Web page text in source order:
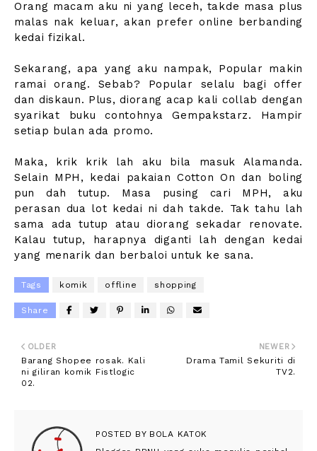
Orang macam aku ni yang leceh, takde masa plus
malas nak keluar, akan prefer online berbanding
kedai fizikal.
Sekarang, apa yang aku nampak, Popular makin
ramai orang. Sebab? Popular selalu bagi offer
dan diskaun. Plus, diorang acap kali collab dengan
syarikat buku contohnya Gempakstarz. Hampir
setiap bulan ada promo.
Maka, krik krik lah aku bila masuk Alamanda.
Selain MPH, kedai pakaian Cotton On dan boling
pun dah tutup. Masa pusing cari MPH, aku
perasan dua lot kedai ni dah takde. Tak tahu lah
sama ada tutup atau diorang sekadar renovate.
Kalau tutup, harapnya diganti lah dengan kedai
yang menarik dan berbaloi untuk ke sana.
Tags komik offline shopping
Share
NEWER
Drama Tamil Sekuriti di
TV2.
OLDER
Barang Shopee rosak. Kali
ni giliran komik Fistlogic
02.
POSTED BYBOLA KATOK